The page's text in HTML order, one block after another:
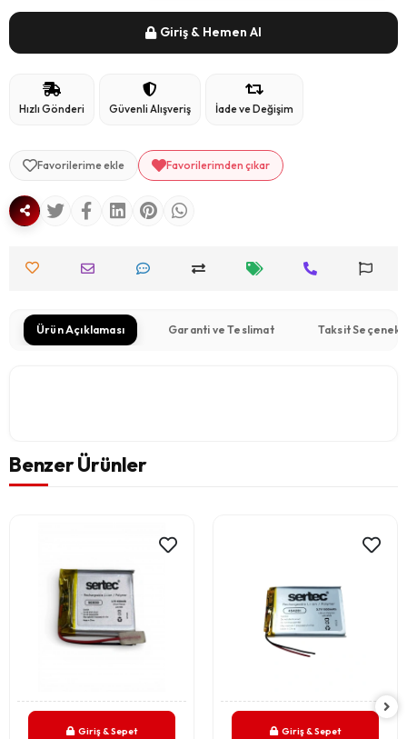
Giriş & Hemen Al
Hızlı Gönderi Güvenli Alışveriş İade ve Değişim
Favorilerime ekle Favorilerimden çıkar
Ürün Açıklaması Garanti ve Teslimat Taksit
Benzer Ürünler
Giriş & Sepet Giriş & Sepet